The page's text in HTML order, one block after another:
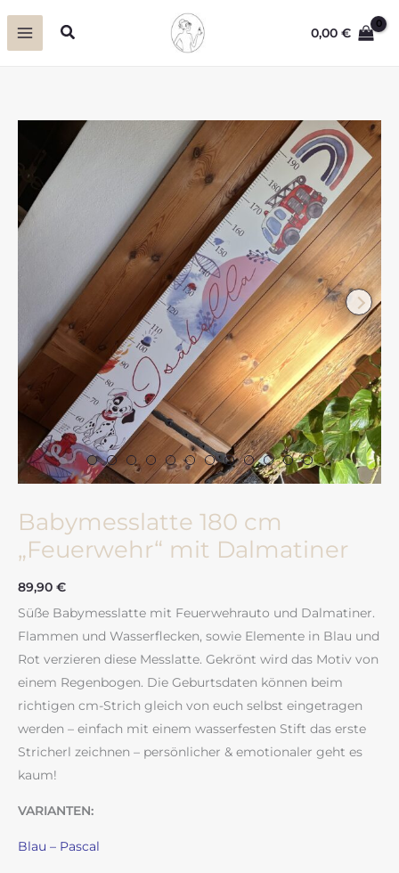
Inhalt
Suchen 0,00€
Babymesslatte 180 cm
„Feuerwehr“ mit Dalmatiner
89,90 €
Süße Babymesslatte mit Feuerwehrauto und Dalmatiner.
Flammen und Wasserflecken, sowie Elemente in Blau und
Rot verzieren diese Messlatte. Gekrönt wird das Motiv von
einem Regenbogen. Die Geburtsdaten können beim
richtigen cm-Strich gleich von euch selbst eingetragen
werden – einfach mit einem wasserfesten Stift das erste
Stricherl zeichnen – persönlicher & emotionaler geht es
kaum!
VARIANTEN:
Blau – Pascal